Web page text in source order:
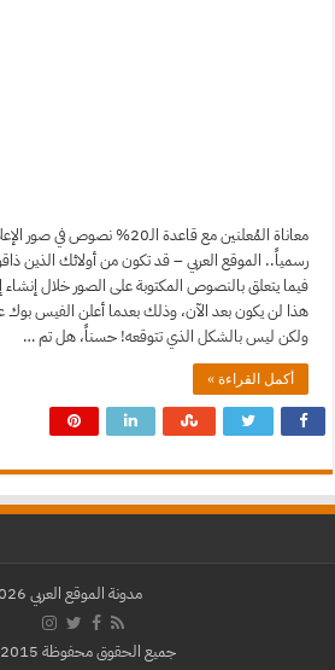
معاناة المُعلنين مع قاعدة الـ20%
فيما يتعلق بالنصوص المكتوبة على الصور خلال
هذا لن يكون بعد الآن، وذلك بعدما أعلن الفيس بوك
ولكن ليس بالشكل الذي تتوقعه! حسناً، هل تم …
أكمل القراءة »
مدونة الموقع العربي 2026
جميع الحقوق محفوظة 2015-2019